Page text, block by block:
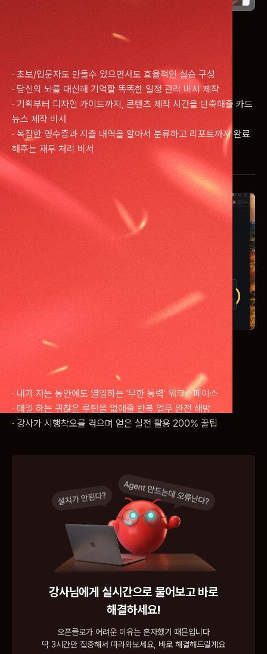
3시간이 이렇게 알차도 되나요?
· 초보/입문자도 만들수 있으면서도 효율적인 실습 구성
· 당신의 뇌를 대신해 기억할 똑똑한 일정 관리 비서 제작
· 기획부터 디자인 가이드까지, 콘텐츠 제작 시간을 단축해줄 카드
뉴스 제작 비서
· 복잡한 영수증과 지출 내역을 알아서 분류하고 리포트까지 완료
해주는 재무 처리 비서
AI가 다 해주니까, 할 일이 없어요!
24시간동안 풀가동하는 노하우
· 내가 자는 동안에도 열일하는 '무한 동력' 워크스페이스
· 매일 하는 귀찮은 루틴을 없애줄 반복 업무 완전 해방
· 강사가 시행착오를 겪으며 얻은 실전 활용 200% 꿀팁
강사님에게 실시간으로 물어보고 바로
해결하세요!
오픈클로가 어려운 이유는 혼자했기 때문입니다
딱 3시간만 집중해서 따라와보세요, 바로 해결해드릴게요